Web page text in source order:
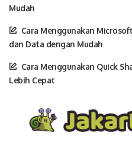
Mudah
Cara Menggunakan
dan Data dengan Mudah
Cara Menggunakan Quick
Lebih Cepat